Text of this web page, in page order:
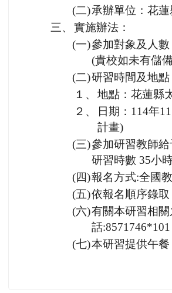
(二)承辦單位：花
三、 實施辦法：
(一)參加對象及人
(貴校如未有儲
(二)研習時間及地點
１、 地點：花蓮縣
２、
日期：114年
計畫)
(三)參加研習教師
研習時數 35小時
(四)報名方式:全國
(五)依報名順序錄
(六)有關本研習相
話:8571746*101
(七)本研習提供午